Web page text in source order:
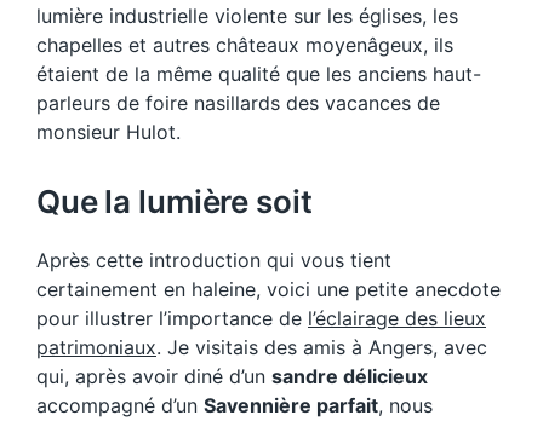
lumière industrielle violente sur les églises, les
chapelles et autres châteaux moyenâgeux, ils
étaient de la même qualité que les anciens haut-
parleurs de foire nasillards des vacances de
monsieur Hulot.
Que la lumière soit
Après cette introduction qui vous tient
certainement en haleine, voici une petite anecdote
pour illustrer l’importance de l’éclairage des lieux
patrimoniaux. Je visitais des amis à Angers, avec
qui, après avoir diné d’un sandre délicieux
accompagné d’un Savennière parfait, nous